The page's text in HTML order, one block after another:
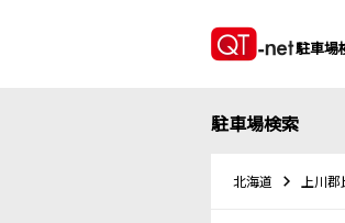
駐車場
駐車場検索
北海道 上川